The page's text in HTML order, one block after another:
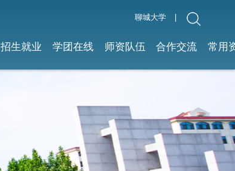
聊城大学
招生就业 学团在线 师资队伍 合作交流 常用